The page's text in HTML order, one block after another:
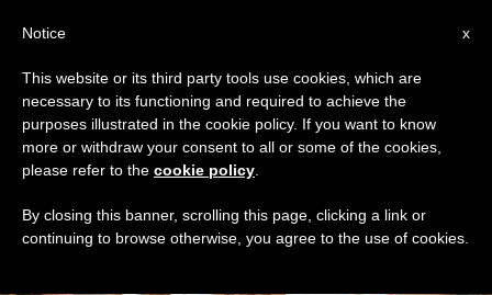
GIORNO
Ottobre 30th, 2018
ULTIME NOTIZIE
x
Notice
This website or its third party tools use cookies, which are
necessary to its functioning and required to achieve the
purposes illustrated in the cookie policy. If you want to know
more or withdraw your consent to all or some of the cookies,
please refer to the cookie policy
By closing this banner, scrolling this page, clicking a link or
continuing to browse otherwise, you agree to the use of cookies.